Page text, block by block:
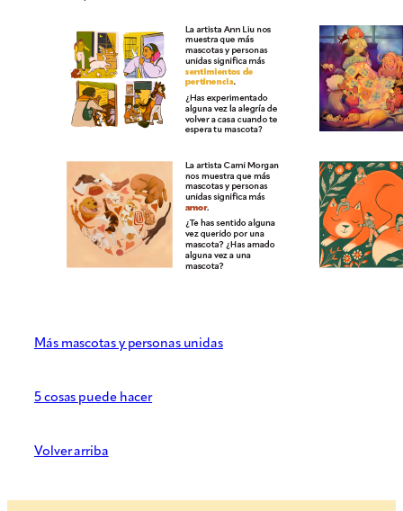
Más mascotas y personas unidas
5 cosas puede hacer
Volver arriba